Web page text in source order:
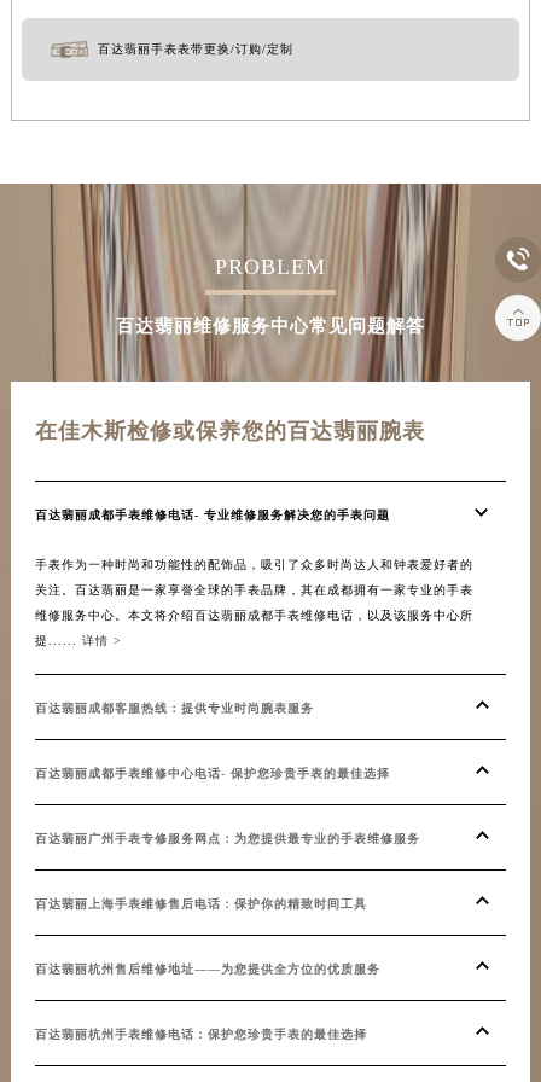
百达翡丽手表表带更换/订购/定制
PROBLEM
百达翡丽维修服务中心常见问题解答
在佳木斯检修或保养您的百达翡丽腕表
百达翡丽成都手表维修电话- 专业维修服务解决您的手表问题
手表作为一种时尚和功能性的配饰品，吸引了众多时尚达人和钟表爱好者的
关注。百达翡丽是一家享誉全球的手表品牌，其在成都拥有一家专业的手表
维修服务中心。本文将介绍百达翡丽成都手表维修电话，以及该服务中心所
提......
详情 >
百达翡丽成都客服热线：提供专业时尚腕表服务
百达翡丽成都手表维修中心电话- 保护您珍贵手表的最佳选择
百达翡丽广州手表专修服务网点：为您提供最专业的手表维修服务
百达翡丽上海手表维修售后电话：保护你的精致时间工具
百达翡丽杭州售后维修地址——为您提供全方位的优质服务
百达翡丽杭州手表维修电话：保护您珍贵手表的最佳选择

